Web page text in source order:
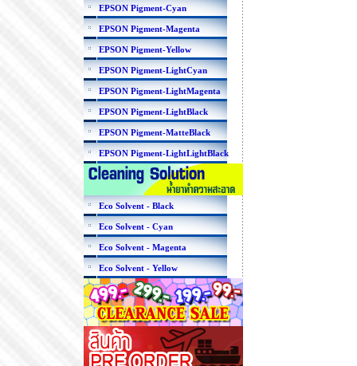
EPSON Pigment-Cyan
EPSON Pigment-Magenta
EPSON Pigment-Yellow
EPSON Pigment-LightCyan
EPSON Pigment-LightMagenta
EPSON Pigment-LightBlack
EPSON Pigment-MatteBlack
EPSON Pigment-LightLightBlack
Eco Solvent - Black
Eco Solvent - Cyan
Eco Solvent - Magenta
Eco Solvent - Yellow